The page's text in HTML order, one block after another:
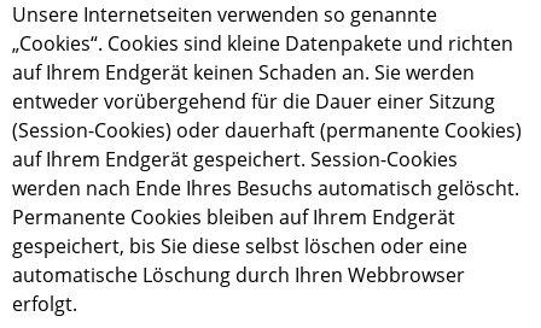
Unsere Internetseiten verwenden so genannte
„Cookies“. Cookies sind kleine Datenpakete und richten
auf Ihrem Endgerät keinen Schaden an. Sie werden
entweder vorübergehend für die Dauer einer Sitzung
(Session-Cookies) oder dauerhaft (permanente Cookies)
auf Ihrem Endgerät gespeichert. Session-Cookies
werden nach Ende Ihres Besuchs automatisch gelöscht.
Permanente Cookies bleiben auf Ihrem Endgerät
gespeichert, bis Sie diese selbst löschen oder eine
automatische Löschung durch Ihren Webbrowser
erfolgt.